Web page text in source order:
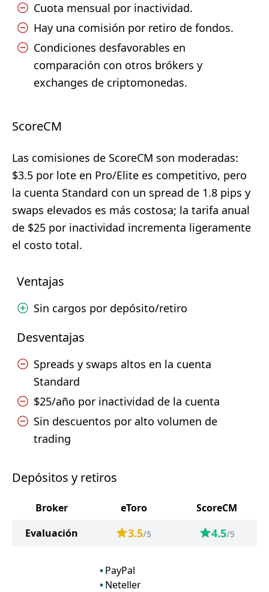
Cuota mensual por inactividad.
Hay una comisión por retiro de fondos.
Condiciones desfavorables en
comparación con otros brókers y
exchanges de criptomonedas.
ScoreCM
Las comisiones de ScoreCM son moderadas:
$3.5 por lote en Pro/Elite es competitivo, pero
la cuenta Standard con un spread de 1.8 pips y
swaps elevados es más costosa; la tarifa anual
de $25 por inactividad incrementa ligeramente
el costo total.
Ventajas
Sin cargos por depósito/retiro
Desventajas
Spreads y swaps altos en la cuenta
Standard
$25/año por inactividad de la cuenta
Sin descuentos por alto volumen de
trading
Depósitos y retiros
Broker eToro
ScoreCM
Evaluación
3.5/5 4.5/5
PayPal
Neteller